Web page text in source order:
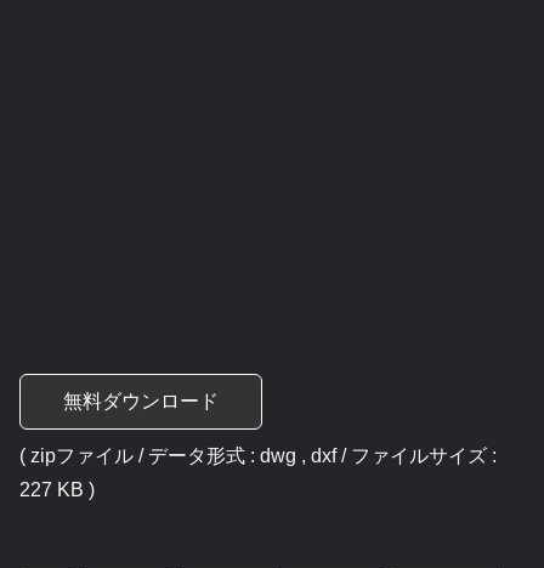
無料ダウンロード
( zipファイル / データ形式 : dwg , dxf / ファイルサイズ :
227 KB )